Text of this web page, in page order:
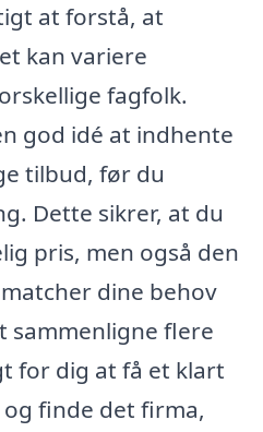
at forstå, at
kan variere
fagfolk.
god idé at indhente
tilbud, før du
Dette sikrer, at du
pris, men også den
dine behov
sammenligne flere
for dig at få et klart
finde det firma,